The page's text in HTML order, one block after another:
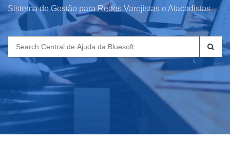
Sistema de Gestão para Redes Varejistas e Atacadistas
Search
for: